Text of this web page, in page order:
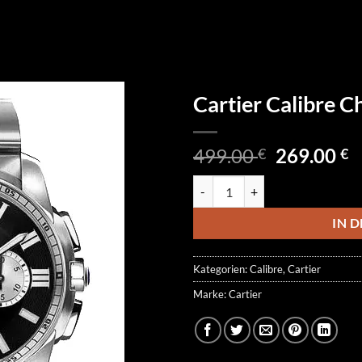
Cartier Calibre
499.00€
499.00 €
269.00€
IN
Kategorien:Calibre, Cartier
Marke:Cartier